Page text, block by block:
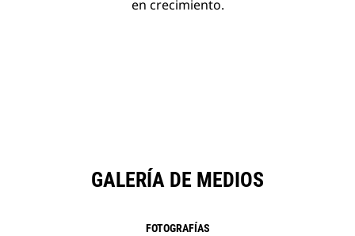
en crecimiento.
GALERÍA DE MEDIOS
FOTOGRAFÍAS